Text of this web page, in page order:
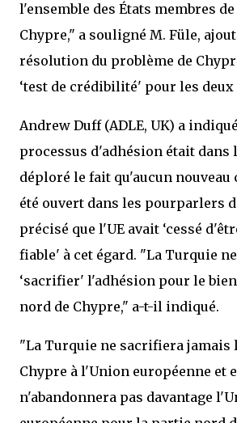
l'ensemble des États membres
Chypre," a souligné M. Füle,
résolution du problème de
‘test de crédibilité' pour les
Andrew Duff (ADLE, UK) a
processus d'adhésion était dans
déploré le fait qu'aucun
été ouvert dans les pourparlers
précisé que l'UE avait ‘cessé
fiable' à cet égard. "La Turquie
‘sacrifier' l'adhésion pour le
nord de Chypre," a-t-il indiqué.
"La Turquie ne sacrifiera jamais
Chypre à l'Union européenne et
n'abandonnera pas davantage